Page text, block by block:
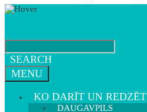
SEARCH
MENU
KO DARĪT UN REDZĒT
DAUGAVPILS